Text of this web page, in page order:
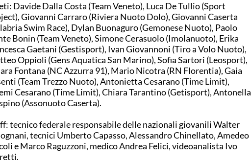
Davide Dalla Costa (Team Veneto), Luca De Tullio (Sport
Giovanni Carraro (Riviera Nuoto Dolo), Giovanni Caserta
Swim Race), Dylan Buonaguro (Gemonese Nuoto), Paolo
Bonin (Team Veneto), Simone Cerasuolo (Imolanuoto), Erika
Gaetani (Gestisport), Ivan Giovannoni (Tiro a Volo Nuoto),
Oppioli (Gens Aquatica San Marino), Sofia Sartori (Leosport),
Fontana (NC Azzurra 91), Mario Nicotra (RN Florentia), Gaia
(Team Trezzo Nuoto), Antonietta Cesarano (Time Limit),
Cesarano (Time Limit), Chiara Tarantino (Getisport), Antonella
(Assonuoto Caserta).
tecnico federale responsabile delle nazionali giovanili Walter
tecnici Umberto Capasso, Alessandro Chinellato, Amedeo
e Marco Raguzzoni, medico Andrea Felici, videoanalista Ivo